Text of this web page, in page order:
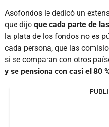
Asofondos le dedicó un
que dijo que cada parte de
la plata de los fondos no es
cada persona, que las
si se comparan con otros
y se pensiona con casi el 80